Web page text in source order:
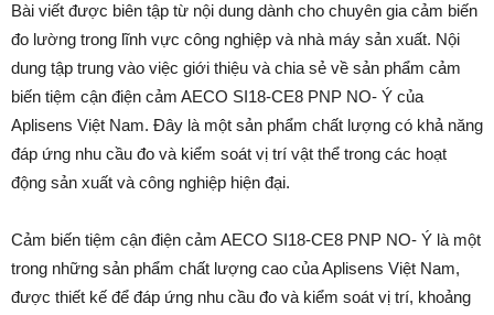
Bài viết được biên tập từ nội dung dành cho chuyên gia cảm biến
đo lường trong lĩnh vực công nghiệp và nhà máy sản xuất. Nội
dung tập trung vào việc giới thiệu và chia sẻ về sản phẩm cảm
biến tiệm cận điện cảm AECO SI18-CE8 PNP NO- Ý của
Aplisens Việt Nam. Đây là một sản phẩm chất lượng có khả năng
đáp ứng nhu cầu đo và kiểm soát vị trí vật thể trong các hoạt
động sản xuất và công nghiệp hiện đại.
Cảm biến tiệm cận điện cảm AECO SI18-CE8 PNP NO- Ý là một
trong những sản phẩm chất lượng cao của Aplisens Việt Nam,
được thiết kế để đáp ứng nhu cầu đo và kiểm soát vị trí, khoảng